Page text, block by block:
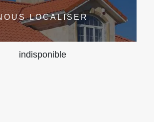
LOCALISER
indisponible